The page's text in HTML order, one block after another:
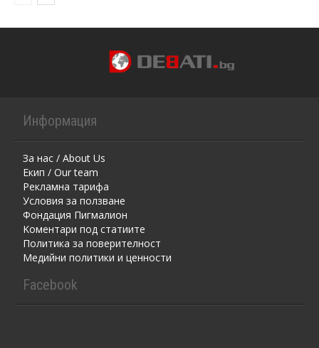
Информация
За нас / About Us
Екип / Our team
Рекламна тарифа
Условия за ползване
Фондация Пигмалион
Kоментaри под статиите
Политика за поверителност
Медийни политики и ценности
Facebook